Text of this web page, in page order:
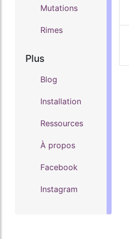
Mutations
Rimes
Plus
Blog
Installation
Ressources
À propos
Facebook
Instagram